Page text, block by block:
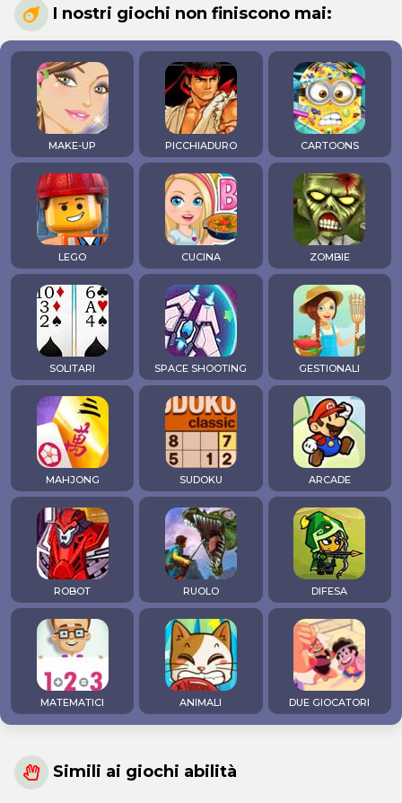
I nostri giochi non finiscono mai:
MAKE-UP PICCHIADURO CARTOONS
LEGO CUCINA ZOMBIE
SOLITARI SPACE SHOOTING GESTIONALI
MAHJONG SUDOKU ARCADE
ROBOT RUOLO DIFESA
MATEMATICI ANIMALI DUE GIOCATORI
Simili ai giochi abilità